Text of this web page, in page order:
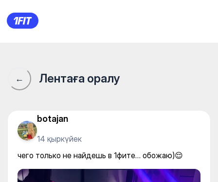
чего только не найдешь в
← Лентаға оралу
botajan
14 қыркүйек
чего только не найдешь в 1фите… обожаю)😌